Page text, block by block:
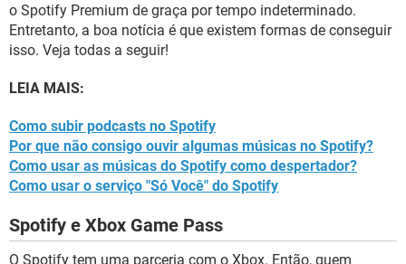
o Spotify Premium de graça por tempo indeterminado.
Entretanto, a boa notícia é que existem formas de conseguir
isso. Veja todas a seguir!
LEIA MAIS:
Como subir podcasts no Spotify
Por que não consigo ouvir algumas músicas no Spotify?
Como usar as músicas do Spotify como despertador?
Como usar o serviço "Só Você" do Spotify
Spotify e Xbox Game Pass
O Spotify tem uma parceria com o Xbox. Então, quem